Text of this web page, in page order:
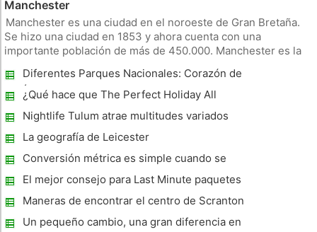
Manchester
Manchester es una ciudad en el noroeste de Gran Bretaña.
Se hizo una ciudad en 1853 y ahora cuenta con una
importante población de más de 450.000. Manchester es la
también es la tercera ciudad más popular que es visitado por
extranjeros tourists.
Diferentes Parques Nacionales: Corazón de
África
¿Qué hace que The Perfect Holiday All
Inclusive?
Nightlife Tulum atrae multitudes variados
La geografía de Leicester
Conversión métrica es simple cuando se
utiliza una tabla de conversión de longitud o
calculadora
El mejor consejo para Last Minute paquetes
de vacaciones, cruceros, líneas aéreas y
más
Maneras de encontrar el centro de Scranton
Pa Paquetes Hotel en Internet
Un pequeño cambio, una gran diferencia en